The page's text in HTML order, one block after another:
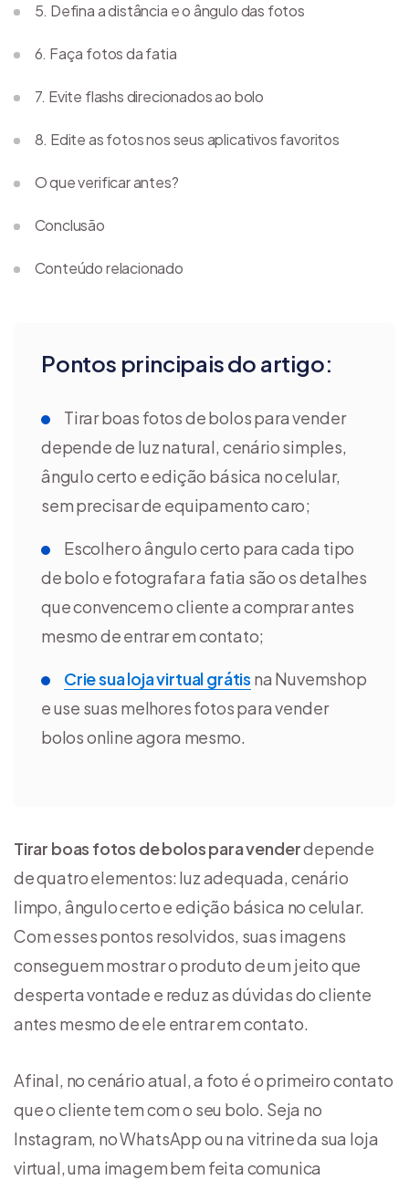
Pontos principais do artigo:
Tirar boas fotos de bolos para vender
depende de luz natural, cenário simples,
ângulo certo e edição básica no celular,
sem precisar de equipamento caro;
Escolher o ângulo certo para cada tipo
de bolo e fotografar a fatia são os detalhes
que convencem o cliente a comprar antes
mesmo de entrar em contato;
Crie sua loja virtual grátis na Nuvemshop
e use suas melhores fotos para vender
bolos online agora mesmo.
Tirar boas fotos de bolos para venderdepende
de quatro elementos: luz adequada, cenário
limpo, ângulo certo e edição básica no celular.
Com esses pontos resolvidos, suas imagens
conseguem mostrar o produto de um jeito que
desperta vontade e reduz as dúvidas do cliente
antes mesmo de ele entrar em contato.
Afinal, no cenário atual, a foto é o primeiro contato
que o cliente tem com o seu bolo. Seja no
Instagram, no WhatsApp ou na vitrine da sua loja
virtual, uma imagem bem feita comunica
5. Defina a distância e o ângulo das fotos
6. Faça fotos da fatia
7. Evite flashs direcionados ao bolo
8. Edite as fotos nos seus aplicativos favoritos
O que verificar antes?
Conclusão
Conteúdo relacionado